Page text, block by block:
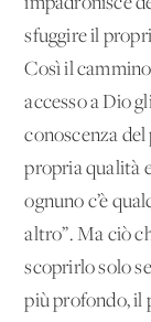
sfuggire il
Così il
accesso a Dio
conoscenza del
propria qualità
ognuno c’è
altro”. Ma ciò
scoprirlo solo
più profondo, il